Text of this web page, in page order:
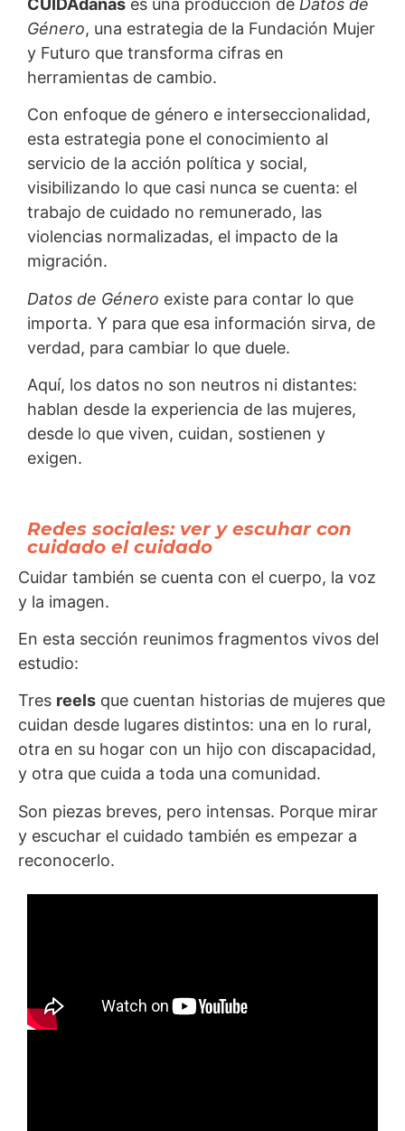
CUIDAdanas es una producción de Datos de
Género, una estrategia de la Fundación Mujer
y Futuro que transforma cifras en
herramientas de cambio.
Con enfoque de género e interseccionalidad,
esta estrategia pone el conocimiento al
servicio de la acción política y social,
visibilizando lo que casi nunca se cuenta: el
trabajo de cuidado no remunerado, las
violencias normalizadas, el impacto de la
migración.
Datos de Género existe para contar lo que
importa. Y para que esa información sirva, de
verdad, para cambiar lo que duele.
Aquí, los datos no son neutros ni distantes:
hablan desde la experiencia de las mujeres,
desde lo que viven, cuidan, sostienen y
exigen.
Redes sociales: ver y escuhar con
cuidado el cuidado
Cuidar también se cuenta con el cuerpo, la voz
y la imagen.
En esta sección reunimos fragmentos vivos del
estudio:
Tres reels que cuentan historias de mujeres que
cuidan desde lugares distintos: una en lo rural,
otra en su hogar con un hijo con discapacidad,
y otra que cuida a toda una comunidad.
Son piezas breves, pero intensas. Porque mirar
y escuchar el cuidado también es empezar a
reconocerlo.